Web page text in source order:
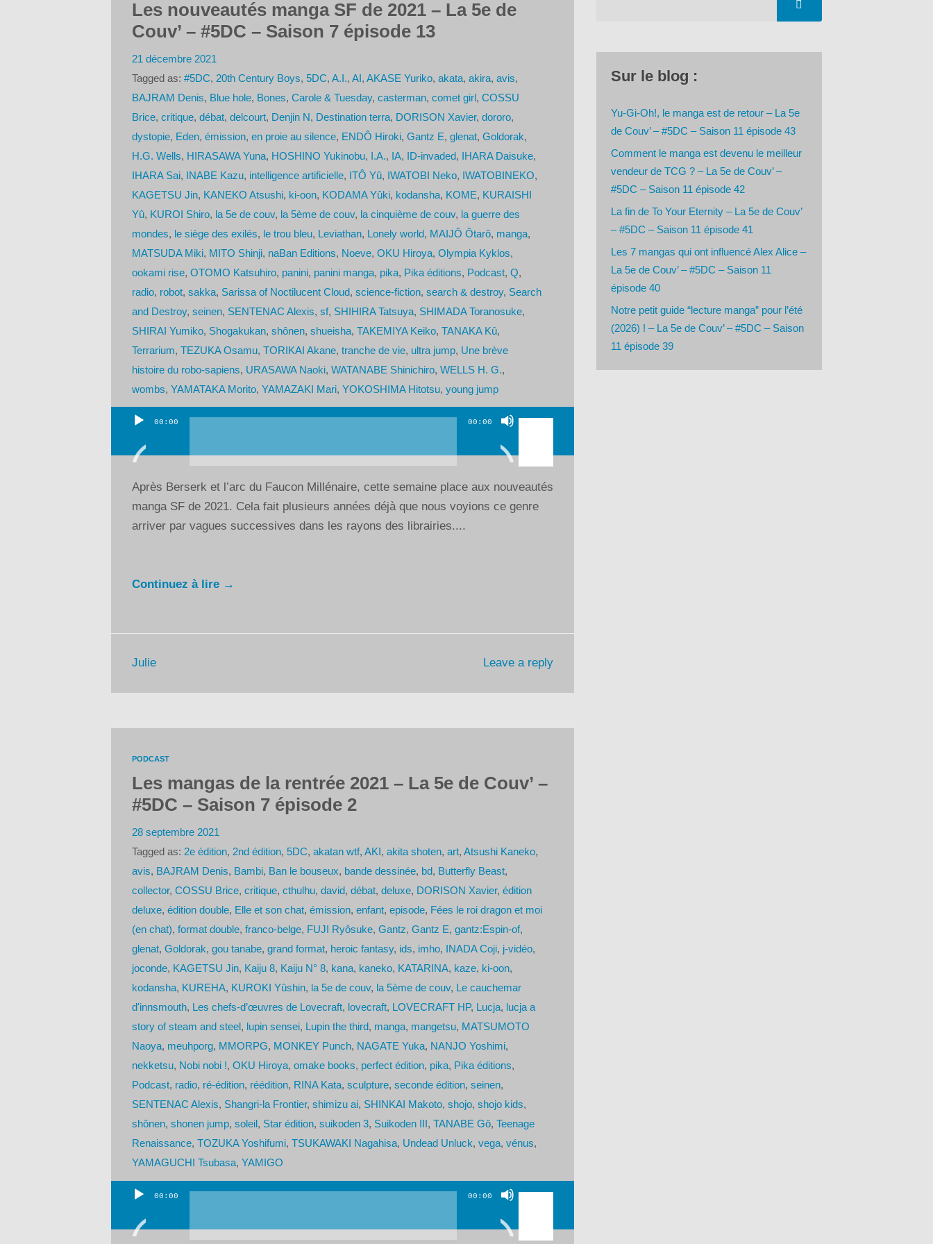
Les nouveautés manga SF de 2021 – La 5e de
Couv’ – #5DC – Saison 7 épisode 13
21 décembre 2021
Tagged as: #5DC, 20th Century Boys, 5DC, A.I., AI, AKASE Yuriko, akata, akira, avis,
BAJRAM Denis, Blue hole, Bones, Carole & Tuesday, casterman, comet girl, COSSU
Brice, critique, débat, delcourt, Denjin N, Destination terra, DORISON Xavier, dororo,
dystopie, Eden, émission, en proie au silence, ENDÔ Hiroki, Gantz E, glenat, Goldorak,
H.G. Wells, HIRASAWA Yuna, HOSHINO Yukinobu, I.A., IA, ID-invaded, IHARA Daisuke,
IHARA Sai, INABE Kazu, intelligence artificielle, ITÔ Yû, IWATOBI Neko, IWATOBINEKO,
KAGETSU Jin, KANEKO Atsushi, ki-oon, KODAMA Yûki, kodansha, KOME, KURAISHI
Yû, KUROI Shiro, la 5e de couv, la 5ème de couv, la cinquième de couv, la guerre des
mondes, le siège des exilés, le trou bleu, Leviathan, Lonely world, MAIJÔ Ôtarô, manga,
MATSUDA Miki, MITO Shinji, naBan Editions, Noeve, OKU Hiroya, Olympia Kyklos,
ookami rise, OTOMO Katsuhiro, panini, panini manga, pika, Pika éditions, Podcast, Q,
radio, robot, sakka, Sarissa of Noctilucent Cloud, science-fiction, search & destroy, Search
and Destroy, seinen, SENTENAC Alexis, sf, SHIHIRA Tatsuya, SHIMADA Toranosuke,
SHIRAI Yumiko, Shogakukan, shônen, shueisha, TAKEMIYA Keiko, TANAKA Kû,
Terrarium, TEZUKA Osamu, TORIKAI Akane, tranche de vie, ultra jump, Une brève
histoire du robo-sapiens, URASAWA Naoki, WATANABE Shinichiro, WELLS H. G.,
wombs, YAMATAKA Morito, YAMAZAKI Mari, YOKOSHIMA Hitotsu, young jump
Lecteur
audio
00:00 00:00
Utilisez
flèches
pour
augmenter
Après Berserk et l’arc du Faucon Millénaire, cette semaine place aux nouveautés
manga SF de 2021. Cela fait plusieurs années déjà que nous voyions ce genre
arriver par vagues successives dans les rayons des librairies....
Continuez à lire →
Leave a reply
Julie
PODCAST
Les mangas de la rentrée 2021 – La 5e de Couv’ –
#5DC – Saison 7 épisode 2
28 septembre 2021
Tagged as: 2e édition, 2nd édition, 5DC, akatan wtf, AKI , akita shoten, art, Atsushi Kaneko,
avis, BAJRAM Denis, Bambi, Ban le bouseux, bande dessinée, bd, Butterfly Beast,
collector, COSSU Brice, critique, cthulhu, david, débat, deluxe, DORISON Xavier, édition
deluxe, édition double, Elle et son chat, émission, enfant, episode, Fées le roi dragon et moi
(en chat), format double, franco-belge, FUJI Ryôsuke, Gantz, Gantz E, gantz:Espin-of,
glenat, Goldorak, gou tanabe, grand format, heroic fantasy, ids, imho, INADA Coji, j-vidéo,
joconde, KAGETSU Jin, Kaiju 8, Kaiju N° 8, kana, kaneko, KATARINA, kaze, ki-oon,
kodansha, KUREHA, KUROKI Yûshin, la 5e de couv, la 5ème de couv, Le cauchemar
d'innsmouth, Les chefs-d’œuvres de Lovecraft, lovecraft, LOVECRAFT HP, Lucja, lucja a
story of steam and steel , lupin sensei, Lupin the third, manga, mangetsu, MATSUMOTO
Naoya, meuhporg, MMORPG, MONKEY Punch, NAGATE Yuka, NANJO Yoshimi,
nekketsu, Nobi nobi !, OKU Hiroya, omake books, perfect édition, pika, Pika éditions,
Podcast, radio, ré-édition, réédition, RINA Kata, sculpture, seconde édition, seinen,
SENTENAC Alexis, Shangri-la Frontier, shimizu ai, SHINKAI Makoto, shojo, shojo kids,
shônen, shonen jump, soleil , Star édition, suikoden 3, Suikoden III , TANABE Gô, Teenage
Renaissance, TOZUKA Yoshifumi, TSUKAWAKI Nagahisa, Undead Unluck, vega, vénus,
YAMAGUCHI Tsubasa, YAMIGO
Lecteur
audio
00:00 00:00
Utilisez
flèches
Sur le blog :
Yu-Gi-Oh!, le manga est de retour – La 5e
de Couv’ – #5DC – Saison 11 épisode 43
Comment le manga est devenu le meilleur
vendeur de TCG ? – La 5e de Couv’ –
#5DC – Saison 11 épisode 42
La fin de To Your Eternity – La 5e de Couv’
– #5DC – Saison 11 épisode 41
Les 7 mangas qui ont influencé Alex Alice –
La 5e de Couv’ – #5DC – Saison 11
épisode 40
Notre petit guide “lecture manga” pour l’été
(2026) ! – La 5e de Couv’ – #5DC – Saison
11 épisode 39